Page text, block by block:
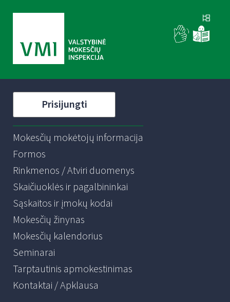
Prisijungti
Mokesčių mokėtojų informacija
Formos
Rinkmenos / Atviri duomenys
Skaičiuoklės ir pagalbininkai
Sąskaitos ir įmokų kodai
Mokesčių žinynas
Mokesčių kalendorius
Seminarai
Tarptautinis apmokestinimas
Kontaktai / Apklausa